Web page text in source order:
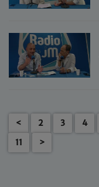
< 2 3 4
11
>